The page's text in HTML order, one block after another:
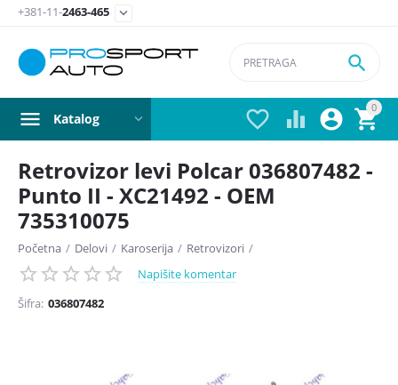
+381-11-2463-465 
0


 

Katalog
Retrovizor levi Polcar 036807482 -
Punto II - XC21492 - OEM
735310075
Početna / Delovi / Karoserija / Retrovizori /
Napišite komentar
Šifra: 036807482